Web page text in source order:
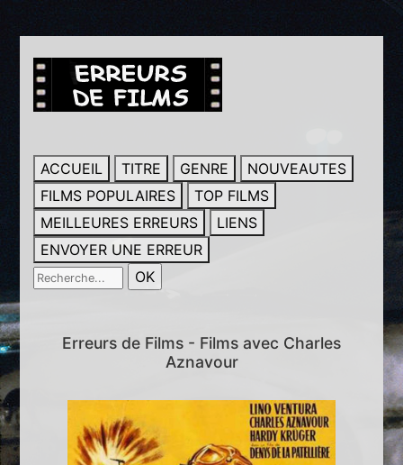
ACCUEIL TITRE GENRE
NOUVEAUTES
FILMS POPULAIRES
TOP FILMS
MEILLEURES ERREURS
LIENS
ENVOYER UNE ERREUR
Erreurs de Films - Films avec Charles
Aznavour